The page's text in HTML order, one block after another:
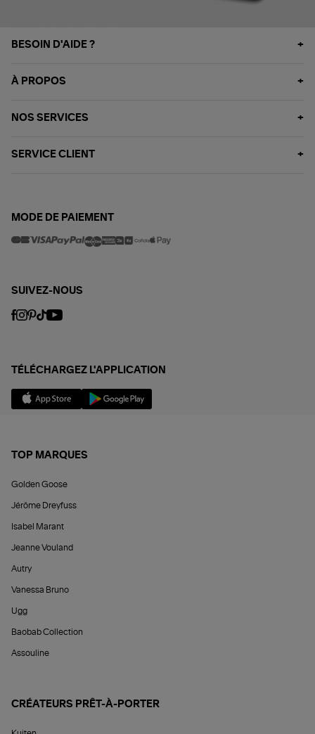
BESOIN D'AIDE ?
À PROPOS
NOS SERVICES
SERVICE CLIENT
MODE DE PAIEMENT
SUIVEZ-NOUS
TÉLÉCHARGEZ L'APPLICATION
TOP MARQUES
Golden Goose
Jérôme Dreyfuss
Isabel Marant
Jeanne Vouland
Autry
Vanessa Bruno
Ugg
Baobab Collection
Assouline
CRÉATEURS PRÊT-À-PORTER